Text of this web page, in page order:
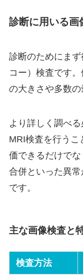
診断に用いる画
診断のためにま
コー）検査です
の大きさや多数の
より詳しく調べ
MRI検査を行う
価できるだけで
合併といった異
です。
主な画像検査と
検査方法